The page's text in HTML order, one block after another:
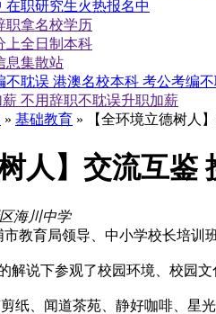
在职研究生火热报名中
职拿名校学历
上全日制本科
息集散站
港澳名校本科 考公考编
不用辞职不耽误升职加薪
» 基础教育 » 【全环境立德树人
树人】交流互
海川中学
教育局领导、中小学校长培训
解说下参观了校园环境、校园
纸、闻道茶苑、静好咖啡、星